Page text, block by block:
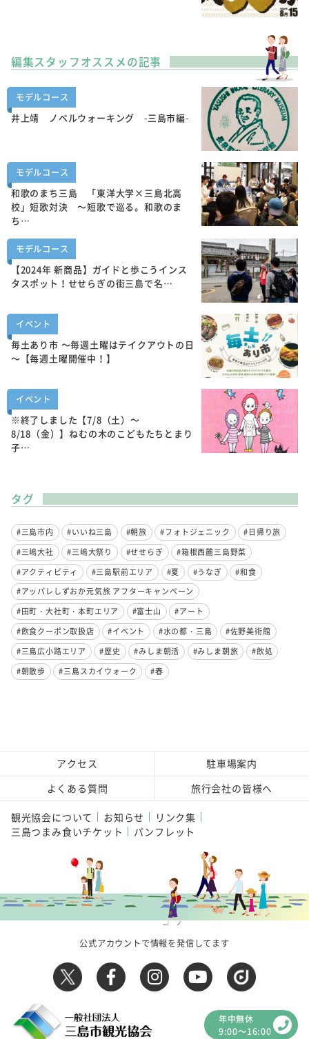
編集スタッフオススメの記事
モデルコース
井上靖 ノベルウォーキング -三島市編-
モデルコース
和歌のまち三島 「東洋大学×三島北高
校」短歌対決 ～短歌で巡る。和歌のま
ち…
モデルコース
【2024年 新商品】ガイドと歩こうインス
タスポット！せせらぎの街三島で名…
イベント
毎土あり市 ～毎週土曜はテイクアウトの日
～【毎週土曜開催中！】
イベント
※終了しました【7/8（土）～
8/18（金）】ねむの木のこどもたちとまり
子…
タグ
#三島市内 #いいね三島 #朝旅 #フォトジェニック
#日帰り旅
#三嶋大社
#三嶋大祭り #せせらぎ
#箱根西麓三島野菜
#アクティビティ
#三島駅前エリア #夏 #うなぎ
#和食
#アッパレしずおか元気旅 アフターキャンペーン
#田町・大社町・本町エリア
#富士山
#アート
#飲食クーポン取扱店
#イベント #水の都・三島
#佐野美術館
#三島広小路エリア
#歴史 #みしま朝活 #みしま朝旅
#飲処
#朝散歩
#三島スカイウォーク #春
アクセス
駐車場案内
よくある質問
旅行会社の皆様へ
観光協会について お知らせ
リンク集
三島つまみ食いチケット
パンフレット
公式アカウントで情報を発信してます
年中無休
9:00～16:00